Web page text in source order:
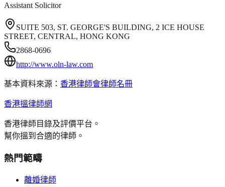
Assistant Solicitor
SUITE 503, ST. GEORGE'S BUILDING, 2 ICE HOUSE
STREET, CENTRAL, HONG KONG
2868-0696
http://www.oln-law.com
基本資料來源： 香港律師會律師名冊
香港搵律師網
香港律師目錄及評價平台。
幫你搵到合適的律師。
熱門範疇
離婚律師